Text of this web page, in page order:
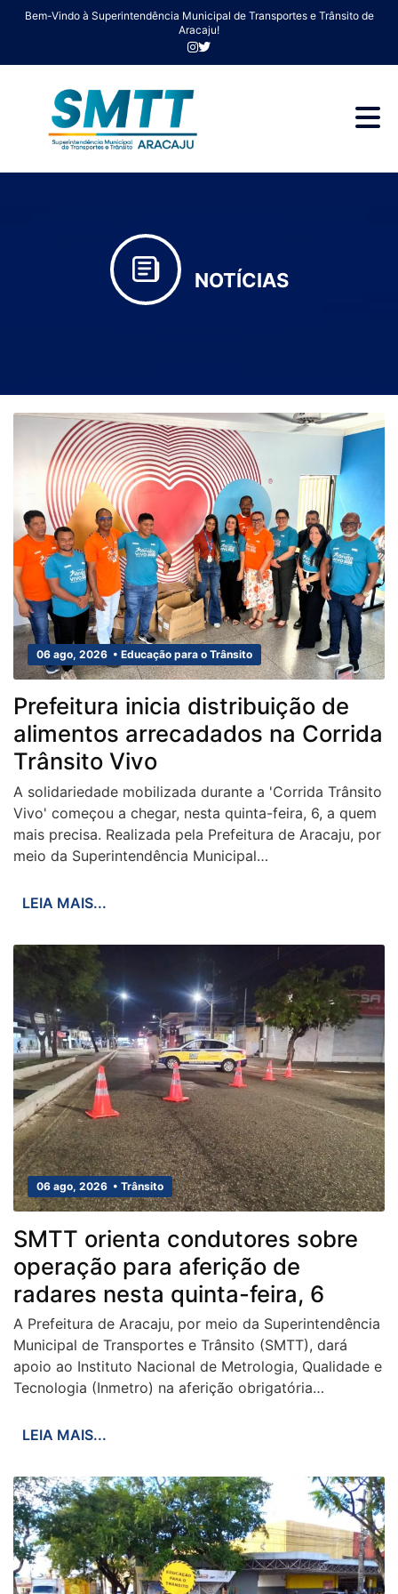
Bem-Vindo à Superintendência Municipal de Transportes e Trânsito de
Aracaju!
NOTÍCIAS
06 ago, 2026 • Educação para o Trânsito
Prefeitura inicia distribuição de
alimentos arrecadados na Corrida
Trânsito Vivo
A solidariedade mobilizada durante a 'Corrida Trânsito
Vivo' começou a chegar, nesta quinta-feira, 6, a quem
mais precisa. Realizada pela Prefeitura de Aracaju, por
meio da Superintendência Municipal…
LEIA MAIS...
06 ago, 2026 • Trânsito
SMTT orienta condutores sobre
operação para aferição de
radares nesta quinta-feira, 6
A Prefeitura de Aracaju, por meio da Superintendência
Municipal de Transportes e Trânsito (SMTT), dará
apoio ao Instituto Nacional de Metrologia, Qualidade e
Tecnologia (Inmetro) na aferição obrigatória…
LEIA MAIS...